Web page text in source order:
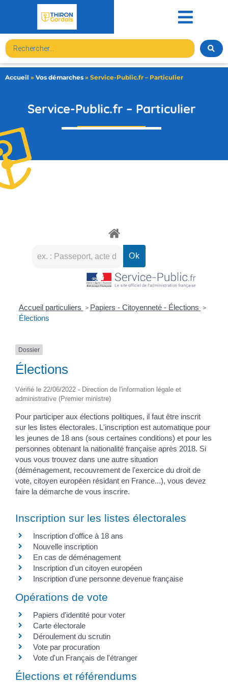
Accueil » Vos démarches » Service-Public.fr – Particulier
Service-Public.fr – Particulier
Accueil particuliers > Papiers - Citoyenneté - Élections >
Élections
Dossier
Élections
Vérifié le 22/06/2022 - Direction de l'information légale et
administrative (Premier ministre)
Pour participer aux élections politiques, il faut être inscrit
sur les listes électorales. L'inscription est automatique pour
les jeunes de 18 ans (sous certaines conditions) et pour les
personnes obtenant la nationalité française après 2018. Si
vous vous trouvez dans une autre situation
(déménagement, recouvrement de l'exercice du droit de
vote, citoyen européen résidant en France...), vous devez
faire la démarche de vous inscrire.
Inscription sur les listes électorales
Inscription d'office à 18 ans
Nouvelle inscription
En cas de déménagement
Inscription d'un citoyen européen
Inscription d'une personne devenue française
Opérations de vote
Papiers d'identité pour voter
Carte électorale
Déroulement du scrutin
Vote par procuration
Vote d'un Français de l'étranger
Élections et référendums